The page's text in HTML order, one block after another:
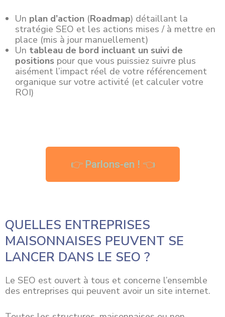
Un plan d’action (Roadmap) détaillant la
stratégie SEO et les actions mises / à mettre en
place (mis à jour manuellement)
Un tableau de bord incluant un suivi de
positions pour que vous puissiez suivre plus
aisément l’impact réel de votre référencement
organique sur votre activité (et calculer votre
ROI)
👉 Parlons-en ! 👈
QUELLES ENTREPRISES
MAISONNAISES PEUVENT SE
LANCER DANS LE SEO ?
Le SEO est ouvert à tous et concerne l’ensemble
des entreprises qui peuvent avoir un site internet.